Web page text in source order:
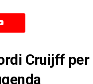
Cruijff per